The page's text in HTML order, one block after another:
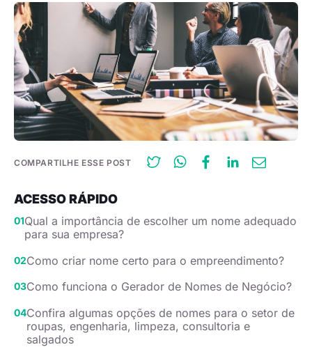
COMPARTILHE ESSE POST
ACESSO RÁPIDO
Qual a importância de escolher um nome adequado
para sua empresa?
Como criar nome certo para o empreendimento?
Como funciona o Gerador de Nomes de Negócio?
Confira algumas opções de nomes para o setor de
roupas, engenharia, limpeza, consultoria e
salgados